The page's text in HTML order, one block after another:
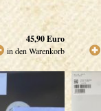
45,90Euro
in den Warenkorb